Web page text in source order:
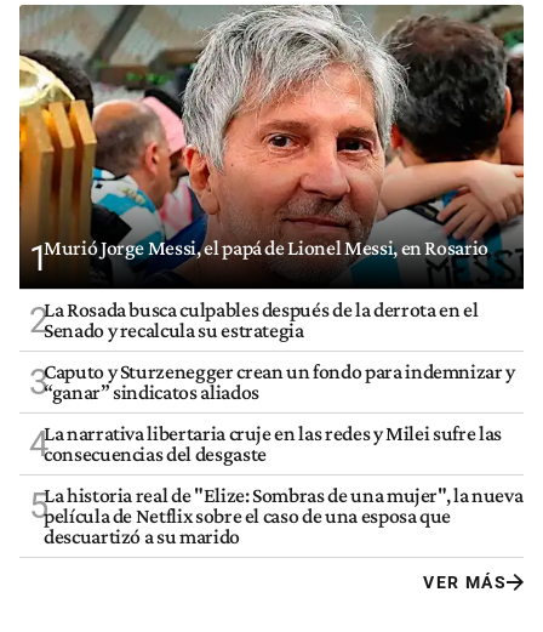
1Murió Jorge Messi, el papá de Lionel Messi, en Rosario
2La Rosada busca culpables después de la derrota en el
Senado y recalcula su estrategia
3Caputo y Sturzenegger crean un fondo para indemnizar y
“ganar” sindicatos aliados
4La narrativa libertaria cruje en las redes y Milei sufre las
consecuencias del desgaste
5La historia real de "Elize: Sombras de una mujer", la nueva
película de Netflix sobre el caso de una esposa que
descuartizó a su marido
VER MÁS